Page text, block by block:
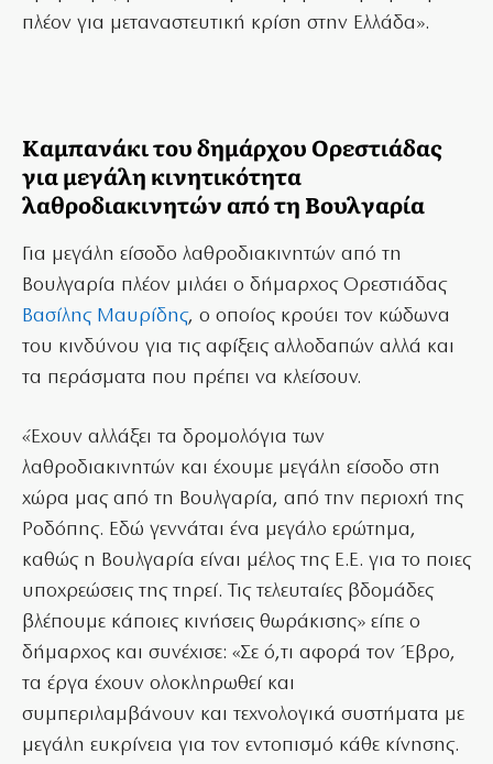
πλέον για μεταναστευτική κρίση στην Ελλάδα».
Καμπανάκι του δημάρχου Ορεστιάδας
για μεγάλη κινητικότητα
λαθροδιακινητών από τη Βουλγαρία
Για μεγάλη είσοδο λαθροδιακινητών από τη
Βουλγαρία πλέον μιλάει ο δήμαρχος Ορεστιάδας
Βασίλης Μαυρίδης, ο οποίος κρούει τον κώδωνα
του κινδύνου για τις αφίξεις αλλοδαπών αλλά και
τα περάσματα που πρέπει να κλείσουν.
«Έχουν αλλάξει τα δρομολόγια των
λαθροδιακινητών και έχουμε μεγάλη είσοδο στη
χώρα μας από τη Βουλγαρία, από την περιοχή της
Ροδόπης. Εδώ γεννάται ένα μεγάλο ερώτημα,
καθώς η Βουλγαρία είναι μέλος της Ε.Ε. για το ποιες
υποχρεώσεις της τηρεί. Τις τελευταίες βδομάδες
βλέπουμε κάποιες κινήσεις θωράκισης» είπε ο
δήμαρχος και συνέχισε: «Σε ό,τι αφορά τον Έβρο,
τα έργα έχουν ολοκληρωθεί και
συμπεριλαμβάνουν και τεχνολογικά συστήματα με
μεγάλη ευκρίνεια για τον εντοπισμό κάθε κίνησης.